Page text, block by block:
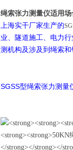
绳索张力测量仪适用场
上海实干厂家生产的
业、隧道施工、电力
测机构及涉及到绳索
SGSS型绳索张力测量